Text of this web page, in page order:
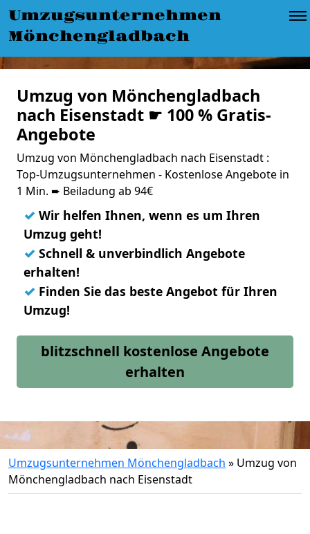
Umzugsunternehmen
Mönchengladbach
Umzug von Mönchengladbach
nach Eisenstadt ☛ 100 % Gratis-
Angebote
Umzug von Mönchengladbach nach Eisenstadt :
Top-Umzugsunternehmen - Kostenlose Angebote in
1 Min. ➨ Beiladung ab 94€
✓ Wir helfen Ihnen, wenn es um Ihren
Umzug geht!
✓ Schnell & unverbindlich Angebote
erhalten!
✓ Finden Sie das beste Angebot für Ihren
Umzug!
blitzschnell kostenlose Angebote
erhalten
Umzugsunternehmen Mönchengladbach » Umzug von
Mönchengladbach nach Eisenstadt